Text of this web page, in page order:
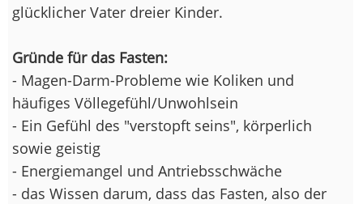
glücklicher Vater dreier Kinder.
Gründe für das Fasten:
- Magen-Darm-Probleme wie Koliken und
häufiges Völlegefühl/Unwohlsein
- Ein Gefühl des "verstopft seins", körperlich
sowie geistig
- Energiemangel und Antriebsschwäche
- das Wissen darum, dass das Fasten, also der